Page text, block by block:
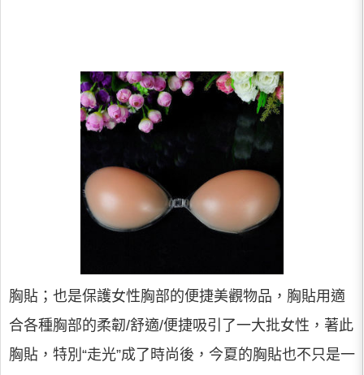
胸貼；也是保護女性胸部的便捷美觀物品，胸貼用適
合各種胸部的柔韌/舒適/便捷吸引了一大批女性，著此
胸貼，特別“走光”成了時尚後，今夏的胸貼也不只是一